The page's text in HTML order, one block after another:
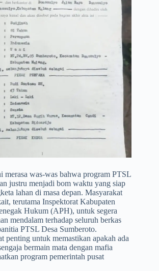
merasa was-was bahwa program PTSL
justru menjadi bom waktu yang siap
lahan di masa depan. Masyarakat
terutama Inspektorat Kabupaten
Hukum (APH), untuk segera
mendalam terhadap seluruh berkas
PTSL Desa Sumberoto.
penting untuk memastikan apakah ada
bermain mata dengan mafia
program pemerintah pusat